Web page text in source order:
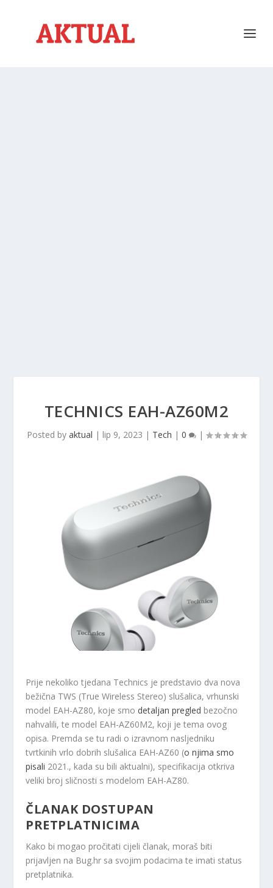
TECHNICS EAH-AZ60M2
Posted by aktual | lip 9, 2023 | Tech | 0 |
Prije nekoliko tjedana Technics je predstavio dva nova
bežična TWS (True Wireless Stereo) slušalica, vrhunski
model EAH-AZ80, koje smo detaljan pregled bezočno
nahvalili, te model EAH-AZ60M2, koji je tema ovog
opisa. Premda se tu radi o izravnom nasljedniku
tvrtkinih vrlo dobrih slušalica EAH-AZ60 (o njima smo
pisali 2021., kada su bili aktualni), specifikacija otkriva
veliki broj sličnosti s modelom EAH-AZ80.
ČLANAK DOSTUPAN
PRETPLATNICIMA
Kako bi mogao pročitati cijeli članak, moraš biti
prijavljen na Bug.hr sa svojim podacima te imati status
pretplatnika.